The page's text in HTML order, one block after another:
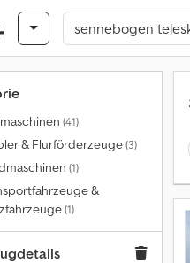
(41)
& Flurförderzeuge(3)
(1)
&
(1)